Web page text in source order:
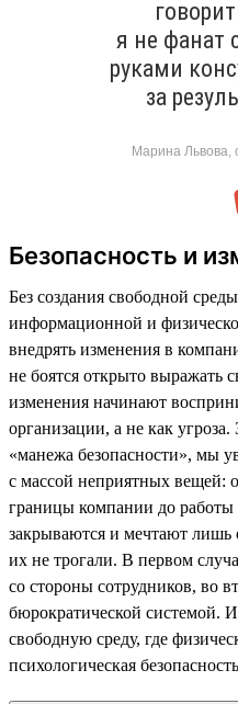
я не фанат
руками
за
Марина Львова,
Безопасность и
Без создания свободной
информационной и
внедрять изменения в
не боятся открыто выражать
изменения начинают
организации, а не как
«манежа безопасности», мы
с массой неприятных вещей:
границы компании до работы
закрываются и мечтают
их не трогали. В первом
со стороны сотрудников, во
бюрократической системой.
свободную среду, где
психологическая